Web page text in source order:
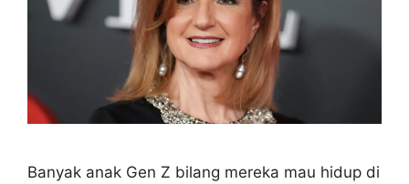
Banyak anak Gen Z bilang mereka mau hidup di